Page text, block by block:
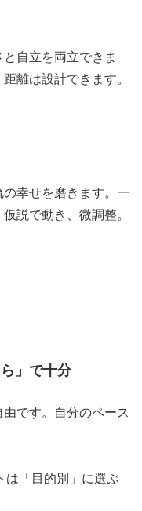
自立を両立できま
離は設計できます。
幸せを磨きます。 一
説で動き、微調整。
」で十分
です。自分のペース
は「目的別」に選ぶ